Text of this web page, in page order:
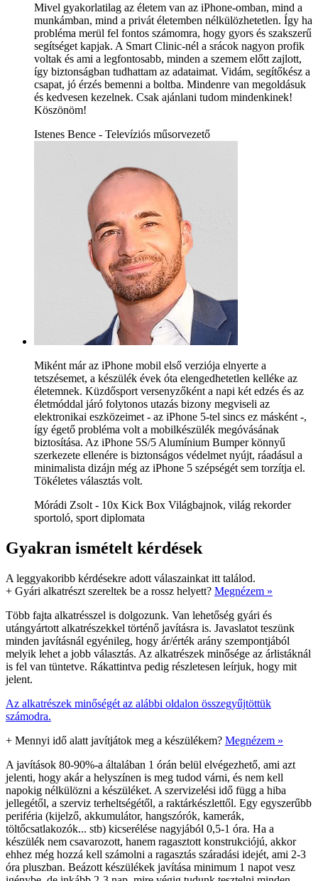
Mivel gyakorlatilag az életem van az iPhone-omban, mind a
munkámban, mind a privát életemben nélkülözhetetlen. Így ha
probléma merül fel fontos számomra, hogy gyors és szakszerű
segítséget kapjak. A Smart Clinic-nél a srácok nagyon profik
voltak és ami a legfontosabb, minden a szemem előtt zajlott,
így biztonságban tudhattam az adataimat. Vidám, segítőkész a
csapat, jó érzés bemenni a boltba. Mindenre van megoldásuk
és kedvesen kezelnek. Csak ajánlani tudom mindenkinek!
Köszönöm!
Istenes Bence - Televíziós műsorvezető
Miként már az iPhone mobil első verziója elnyerte a
tetszésemet, a készülék évek óta elengedhetetlen kelléke az
életemnek. Küzdősport versenyzőként a napi két edzés és az
életmóddal járó folytonos utazás bizony megviseli az
elektronikai eszközeimet - az iPhone 5-tel sincs ez másként -,
így égető probléma volt a mobilkészülék megóvásának
biztosítása. Az iPhone 5S/5 Alumínium Bumper könnyű
szerkezete ellenére is biztonságos védelmet nyújt, ráadásul a
minimalista dizájn még az iPhone 5 szépségét sem torzítja el.
Tökéletes választás volt.
Mórádi Zsolt - 10x Kick Box Világbajnok, világ rekorder
sportoló, sport diplomata
Gyakran ismételt kérdések
A leggyakoribb kérdésekre adott válaszainkat itt találod.
+ Gyári alkatrészt szereltek be a rossz helyett? Megnézem »
Több fajta alkatrésszel is dolgozunk. Van lehetőség gyári és
utángyártott alkatrészekkel történő javításra is. Javaslatot teszünk
minden javításnál egyénileg, hogy ár/érték arány szempontjából
melyik lehet a jobb választás. Az alkatrészek minősége az árlistáknál
is fel van tüntetve. Rákattintva pedig részletesen leírjuk, hogy mit
jelent.
Az alkatrészek minőségét az alábbi oldalon összegyűjtöttük
számodra.
+ Mennyi idő alatt javítjátok meg a készülékem? Megnézem »
A javítások 80-90%-a általában 1 órán belül elvégezhető, ami azt
jelenti, hogy akár a helyszínen is meg tudod várni, és nem kell
napokig nélkülözni a készüléket. A szervizelési idő függ a hiba
jellegétől, a szerviz terheltségétől, a raktárkészlettől. Egy egyszerűbb
periféria (kijelző, akkumulátor, hangszórók, kamerák,
töltőcsatlakozók... stb) kicserélése nagyjából 0,5-1 óra. Ha a
készülék nem csavarozott, hanem ragasztott konstrukciójú, akkor
ehhez még hozzá kell számolni a ragasztás száradási idejét, ami 2-3
óra pluszban. Beázott készülékek javítása minimum 1 napot vesz